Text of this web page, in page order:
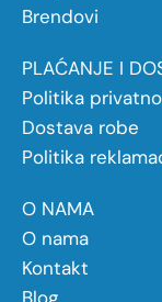
Brendovi
PLAĆANJE I
Politika
Dostava robe
Politika
O NAMA
O nama
Kontakt